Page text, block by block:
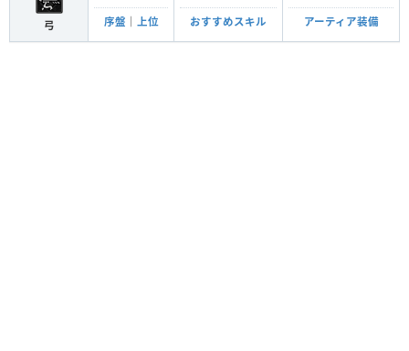
弓 序盤 上位 おすすめスキル アーティア装備